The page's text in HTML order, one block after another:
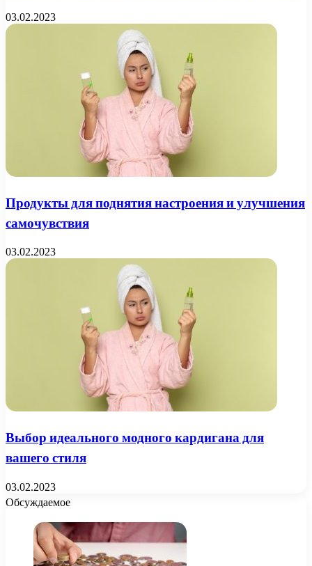
03.02.2023
Продукты для поднятия настроения и улучшения
самочувствия
03.02.2023
Выбор идеального модного кардигана для
вашего стиля
03.02.2023
Обсуждаемое